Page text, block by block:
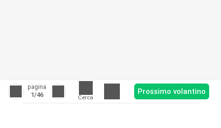
pagina
1/46 Cerca
Prossimo volantino